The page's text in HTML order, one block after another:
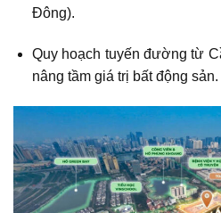
Đông).
Quy hoạch tuyến đường từ
nâng tầm giá trị bất động sản.